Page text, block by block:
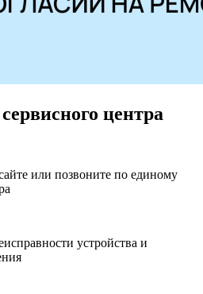
центра
или позвоните по единому
устройства и